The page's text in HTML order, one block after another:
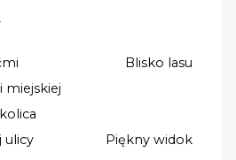
Blisko lasu
miejskiej
ulicy
Piękny widok